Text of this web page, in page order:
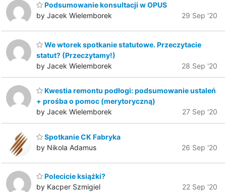
Podsumowanie konsultacji w OPUS
by Jacek Wielemborek
29 Sep '20
We wtorek spotkanie statutowe. Przeczytacie
statut? (Przeczytamy!)
by Jacek Wielemborek
28 Sep '20
Kwestia remontu podłogi: podsumowanie ustaleń
+ prośba o pomoc (merytoryczną)
by Jacek Wielemborek
27 Sep '20
Spotkanie CK Fabryka
by Nikola Adamus
26 Sep '20
Polecicie książki?
by Kacper Szmigiel
22 Sep '20